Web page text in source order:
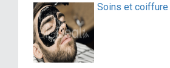
Soins et coiffure